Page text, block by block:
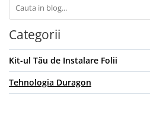
Categorii
Kit-ul Tău de Instalare Folii
Tehnologia Duragon